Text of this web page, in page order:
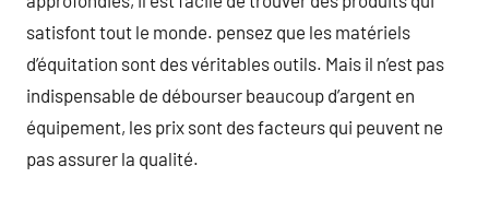
satisfont tout le monde. pensez que les matériels
d’équitation sont des véritables outils. Mais il n’est pas
indispensable de débourser beaucoup d’argent en
équipement, les prix sont des facteurs qui peuvent ne
pas assurer la qualité.